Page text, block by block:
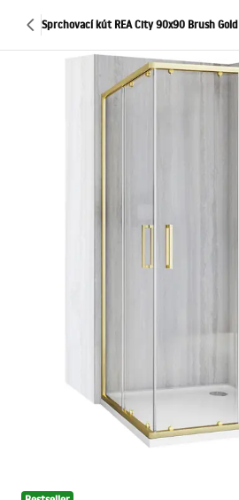
Sprchovací kút REA City 90x90 Brush Gold